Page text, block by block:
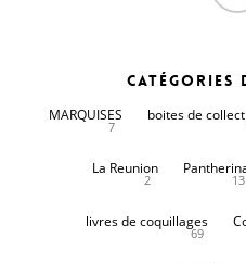
Catégories
MARQUISES
7
boites de
La Reunion
2 13
livres de coquillages
69